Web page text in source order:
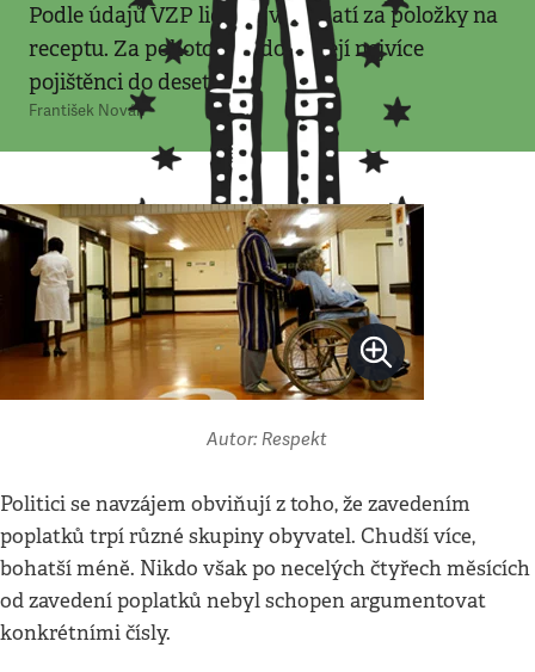
Podle údajů VZP lidé nejvíce platí za položky na
receptu. Za pohotovost doplácejí nejvíce
pojištěnci do deseti let.
František Novák
Autor: Respekt
Politici se navzájem obviňují z toho, že zavedením
poplatků trpí různé skupiny obyvatel. Chudší více,
bohatší méně. Nikdo však po necelých čtyřech měsících
od zavedení poplatků nebyl schopen argumentovat
konkrétními čísly.